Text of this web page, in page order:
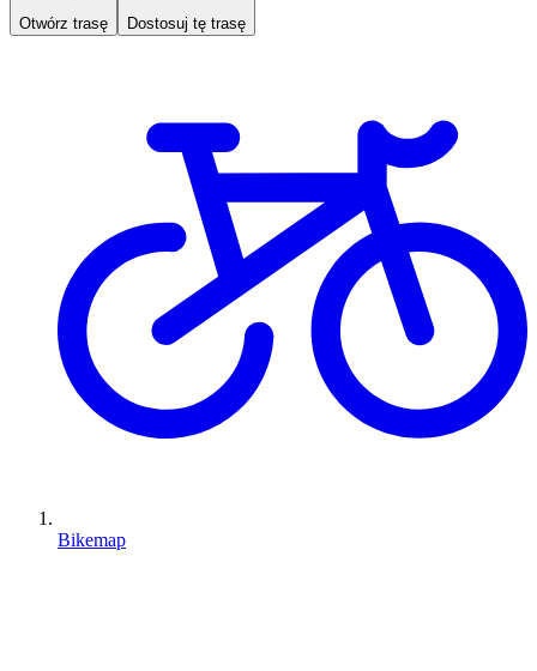
Otwórz trasę Dostosuj tę trasę
Bikemap